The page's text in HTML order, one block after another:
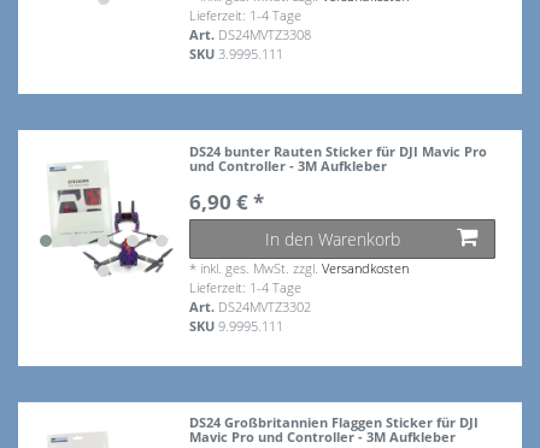
Lieferzeit: 1-4 Tage
Art. DS24MVTZ3308
SKU3.9995.111
DS24 bunter Rauten Sticker für DJI Mavic Pro
und Controller - 3M Aufkleber
6,90 € *
In den Warenkorb
* inkl. ges. MwSt. zzgl.Versandkosten
Lieferzeit: 1-4 Tage
Art. DS24MVTZ3302
SKU9.9995.111
DS24 Großbritannien Flaggen Sticker für DJI
Mavic Pro und Controller - 3M Aufkleber